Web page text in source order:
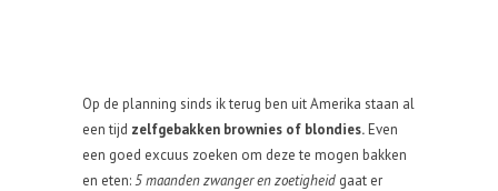
Op de planning sinds ik terug ben uit Amerika staan al
een tijd zelfgebakken brownies of blondies.Even
een goed excuus zoeken om deze te mogen bakken
en eten:5 maanden zwanger en zoetigheid gaat er